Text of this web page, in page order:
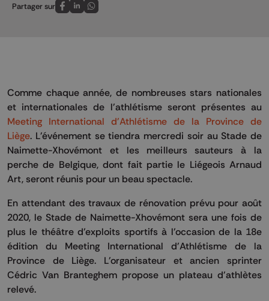
Partager sur
Partagez sur FaceBook
Partagez sur LinkedIn
Partagez sur Whatsapp
Comme chaque année, de nombreuses stars nationales
et internationales de l'athlétisme seront présentes au
Meeting International d'Athlétisme de la Province de
Liège. L'événement se tiendra mercredi soir au Stade de
Naimette-Xhovémont et les meilleurs sauteurs à la
perche de Belgique, dont fait partie le Liégeois Arnaud
Art, seront réunis pour un beau spectacle.
En attendant des travaux de rénovation prévu pour août
2020, le Stade de Naimette-Xhovémont sera une fois de
plus le théâtre d'exploits sportifs à l'occasion de la 18e
édition du Meeting International d'Athlétisme de la
Province de Liège. L'organisateur et ancien sprinter
Cédric Van Branteghem propose un plateau d'athlètes
relevé.